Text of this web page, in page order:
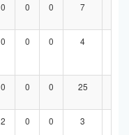
0 0 0 7
0 0 0 4
0 0 0 25
2 0 0 3